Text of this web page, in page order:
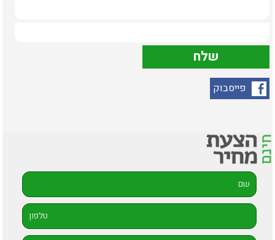
פייסבוק